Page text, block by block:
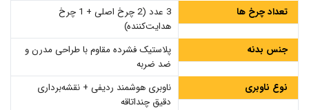
تعداد چرخ ها
3 عدد (2 چرخ اصلی + 1 چرخ
هدایت‌کننده)
جنس بدنه
پلاستیک فشرده مقاوم با طراحی مدرن و
ضد ضربه
نوع ناوبری
ناوبری هوشمند ردیفی + نقشه‌برداری
دقیق چنداتاقه